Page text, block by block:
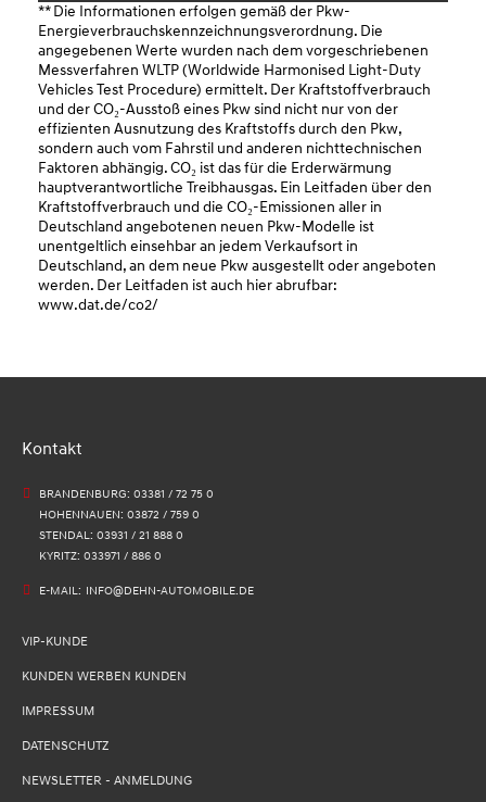
** Die Informationen erfolgen gemäß der Pkw-
Energieverbrauchskennzeichnungsverordnung. Die
angegebenen Werte wurden nach dem vorgeschriebenen
Messverfahren WLTP (Worldwide Harmonised Light-Duty
Vehicles Test Procedure) ermittelt. Der Kraftstoffverbrauch
und der CO₂-Ausstoß eines Pkw sind nicht nur von der
effizienten Ausnutzung des Kraftstoffs durch den Pkw,
sondern auch vom Fahrstil und anderen nichttechnischen
Faktoren abhängig. CO₂ ist das für die Erderwärmung
hauptverantwortliche Treibhausgas. Ein Leitfaden über den
Kraftstoffverbrauch und die CO₂-Emissionen aller in
Deutschland angebotenen neuen Pkw-Modelle ist
unentgeltlich einsehbar an jedem Verkaufsort in
Deutschland, an dem neue Pkw ausgestellt oder angeboten
werden. Der Leitfaden ist auch hier abrufbar:
www.dat.de/co2/
Kontakt
BRANDENBURG: 03381 / 72 75 0
HOHENNAUEN: 03872 / 759 0
STENDAL: 03931 / 21 888 0
KYRITZ: 033971 / 886 0
E-MAIL: INFO@DEHN-AUTOMOBILE.DE
VIP-KUNDE
KUNDEN WERBEN KUNDEN
IMPRESSUM
DATENSCHUTZ
NEWSLETTER - ANMELDUNG